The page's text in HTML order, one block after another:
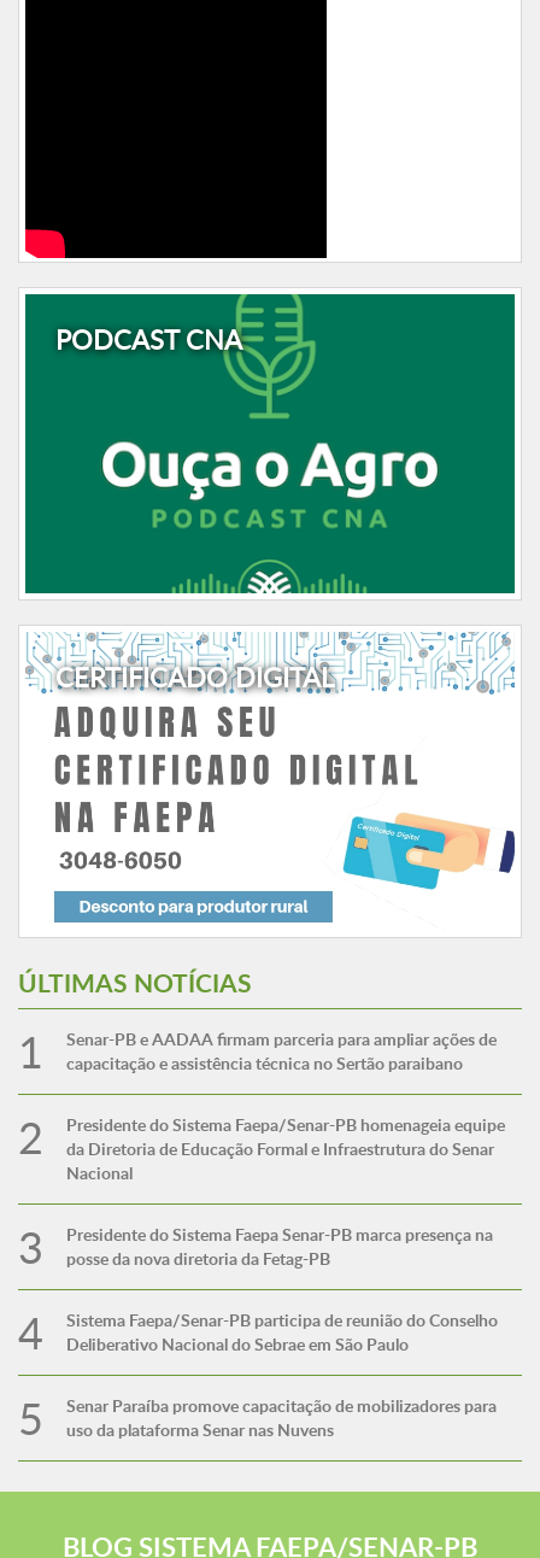
PODCAST CNA
CERTIFICADO DIGITAL
ÚLTIMAS NOTÍCIAS
Senar-PB e AADAA firmam parceria para ampliar ações de
capacitação e assistência técnica no Sertão paraibano
Presidente do Sistema Faepa/Senar-PB homenageia equipe
da Diretoria de Educação Formal e Infraestrutura do Senar
Nacional
Presidente do Sistema Faepa Senar-PB marca presença na
posse da nova diretoria da Fetag-PB
Sistema Faepa/Senar-PB participa de reunião do Conselho
Deliberativo Nacional do Sebrae em São Paulo
Senar Paraíba promove capacitação de mobilizadores para
uso da plataforma Senar nas Nuvens
BLOG SISTEMA FAEPA/SENAR-PB